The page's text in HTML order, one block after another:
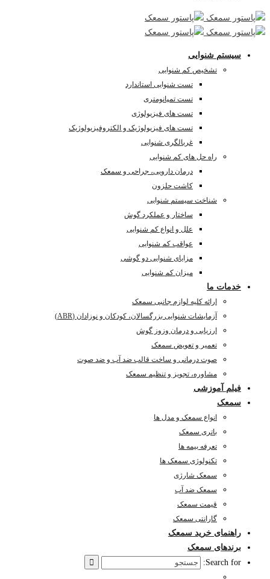
سیستم شنوایی
تشخیص کم شنوایی
تست شنوایی استاندارد
تست تمپانومتری
تست های فیزیولوژی
تست های فیزیولوژیک و الکتروفیزیولوژیک
غربالگری شنوایی
راه حل های کم شنوایی
درمان دارویی، جراحی و سمعک
کاشت حلزون
شناخت سیستم شنوایی
ساختار و عملکرد گوش
علل و انواع کم شنوایی
عواقب کم شنوایی
مزایای شنوایی دو گوشی
میزان کم شنوایی
خدمات ما
ارائه کلیه لوازم جانبی سمعک
آزمایشات شنوایی بزرگسالان، کودکان و نوزادان (ABR)
ارزیابی و درمان وزوز گوش
تعمیر و تعویض سمعک
صوت درمانی و ساخت قالب ضد آب و ضد صوت
مشاوره، تجویز و تنظیم سمعک
فیلم آموزشی
سمعک
انواع سمعک و مدل ها
باتری سمعک
تعرفه بیمه ها
تکنولوژی سمعک ها
سمعک شارژی
سمعک ضد آب
قیمت سمعک
گارانتی سمعک
راهنمای خرید سمعک
برندهای سمعک
Search for: